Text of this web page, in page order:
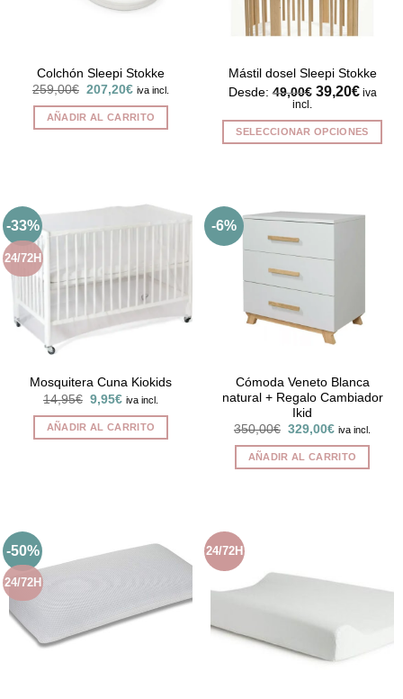
Colchón Sleepi Stokke
259,00€ El
original
era:
207,20€El
actual
es:
iva incl.
AÑADIR AL CARRITO
Mástil dosel Sleepi Stokke
Desde:49,00€ 39,20€iva
incl.
SELECCIONAR OPCIONES
múltiples
variantes.
elegir
página
de
producto
-33%
24/72H
Mosquitera Cuna Kiokids
14,95€ El
precio
original
era:
9,95€El
actual
es:
iva incl.
AÑADIR AL CARRITO
-6%
Cómoda Veneto Blanca
natural + Regalo Cambiador
Ikid
350,00€ El
original
era:
329,00€El
actual
es:
iva incl.
AÑADIR AL CARRITO
-50%
24/72H
24/72H